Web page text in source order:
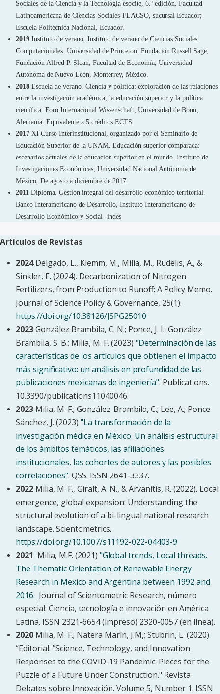
Sociales de la Ciencia y la Tecnología esocite, 6.ª edición. Facultad
Latinoamericana de Ciencias Sociales-FLACSO, sucursal Ecuador;
Escuela Politécnica Nacional, Ecuador.
2019 Instituto de verano. Instituto de verano de Ciencias Sociales
Computacionales. Universidad de Princeton; Fundación Russell Sage;
Fundación Alfred P. Sloan; Facultad de Economía, Universidad
Autónoma de Nuevo León, Monterrey, México.
2018 Escuela de verano. Ciencia y política: exploración de las relaciones
entre la investigación académica, la educación superior y la política
científica. Foro Internacional Wissenschaft, Universidad de Bonn,
Alemania. Equivalente a 5 créditos ECTS.
2017 XI Curso Interinstitucional, organizado por el Seminario de
Educación Superior de la UNAM. Educación superior comparada:
escenarios actuales de la educación superior en el mundo. Instituto de
Investigaciones Económicas, Universidad Nacional Autónoma de
México. De agosto a diciembre de 2017.
2011 Diploma. Gestión integral del desarrollo económico territorial.
Banco Interamericano de Desarrollo, Instituto Interamericano de
Desarrollo Económico y Social -indes
Artículos de Revistas
2024Delgado, L., Klemm, M., Milia, M., Rudelis, A., &
Sinkler, E. (2024). Decarbonization of Nitrogen
Fertilizers, from Production to Runoff: A Policy Memo.
Journal of Science Policy & Governance, 25(1).
https://doi.org/10.38126/JSPG25010
2023González Brambila, C. N.; Ponce, J. I.; González
Brambila, S. B.; Milia, M. F. (2023) "Determinación de las
características de los artículos que obtienen el impacto
más significativo: un análisis en profundidad de las
publicaciones mexicanas de ingeniería". Publications.
10.3390/publications11040046.
2023 Milia, M. F.; González-Brambila, C.; Lee, A.; Ponce
Sánchez, J. (2023) "La transformación de la
investigación médica en México. Un análisis estructural
de los ámbitos temáticos, las afiliaciones
institucionales, las cohortes de autores y las posibles
correlaciones". QSS. ISSN 2641-3337.
2022 Milia, M. F., Giralt, A. N., & Arvanitis, R. (2022). Local
emergence, global expansion: Understanding the
structural evolution of a bi-lingual national research
landscape. Scientometrics.
https://doi.org/10.1007/s11192-022-04403-9
2021 Milia, M.F. (2021) "Global trends, Local threads.
The Thematic Orientation of Renewable Energy
Research in Mexico and Argentina between 1992 and
2016. Journal of Scientometric Research, número
especial: Ciencia, tecnología e innovación en América
Latina. ISSN 2321-6654 (impreso) 2320-0057 (en línea).
2020 Milia, M. F.; Natera Marín, J.M,; Stubrin, L. (2020)
“Editorial: ”Science, Technology, and Innovation
Responses to the COVID-19 Pandemic: Pieces for the
Puzzle of a Future Under Construction." Revista
Debates sobre Innovación. Volume 5, Number 1. ISSN